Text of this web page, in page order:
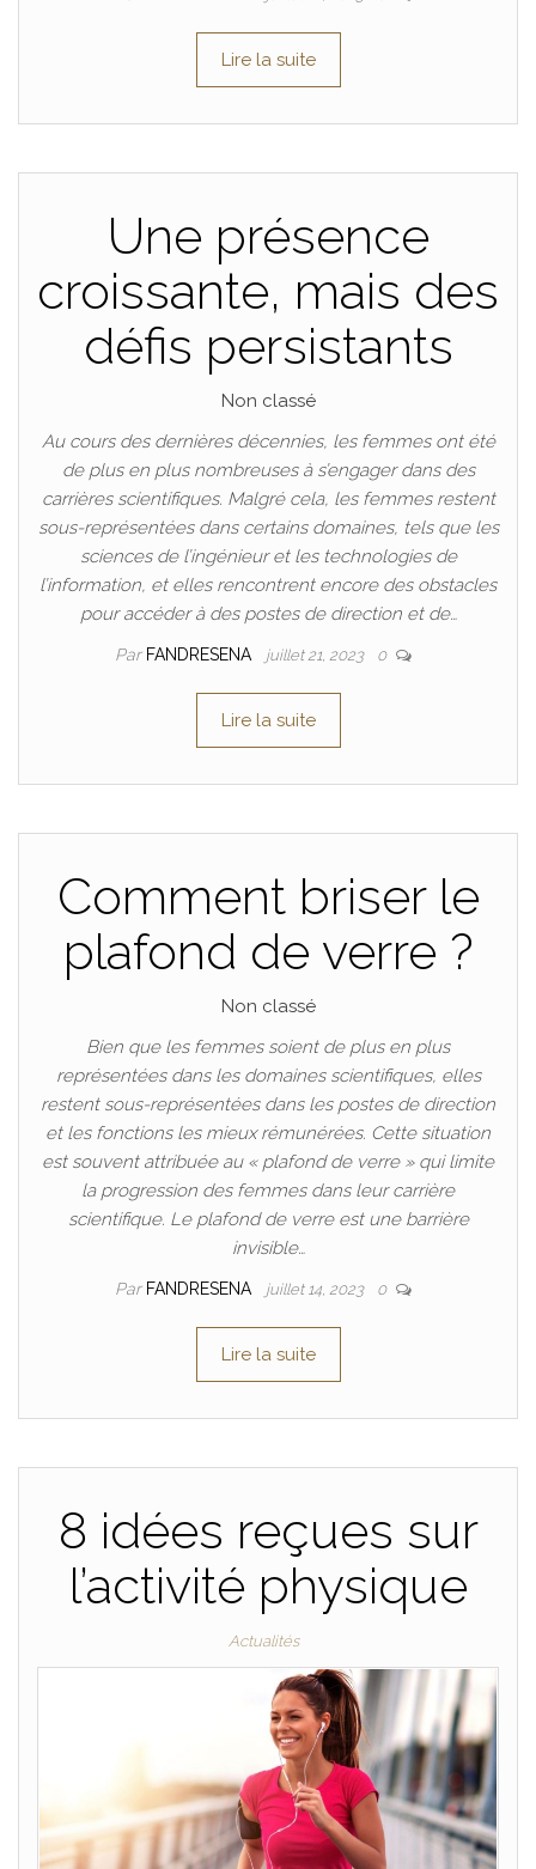
Lire la suite
Une présence
croissante, mais des
défis persistants
Non classé
Au cours des dernières décennies, les femmes ont été
de plus en plus nombreuses à s’engager dans des
carrières scientifiques. Malgré cela, les femmes restent
sous-représentées dans certains domaines, tels que les
sciences de l’ingénieur et les technologies de
l’information, et elles rencontrent encore des obstacles
pour accéder à des postes de direction et de…
Par FANDRESENA juillet 21, 2023 0
Lire la suite
Comment briser le
plafond de verre ?
Non classé
Bien que les femmes soient de plus en plus
représentées dans les domaines scientifiques, elles
restent sous-représentées dans les postes de direction
et les fonctions les mieux rémunérées. Cette situation
est souvent attribuée au « plafond de verre » qui limite
la progression des femmes dans leur carrière
scientifique. Le plafond de verre est une barrière
invisible…
Par FANDRESENA juillet 14, 2023 0
Lire la suite
8 idées reçues sur
l’activité physique
Actualités